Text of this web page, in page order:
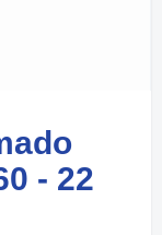
- 22